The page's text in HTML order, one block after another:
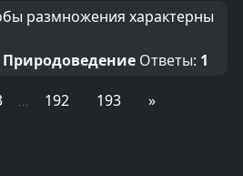
размножения характерны
Природоведение Ответы: 1
... 192 193 »